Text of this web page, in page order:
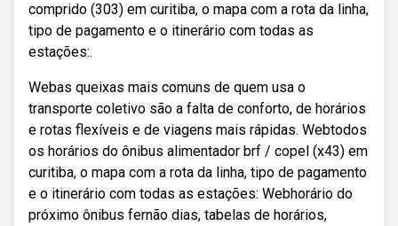
comprido (303) em curitiba, o mapa com a rota da linha,
tipo de pagamento e o itinerário com todas as
estações:.
Webas queixas mais comuns de quem usa o
transporte coletivo são a falta de conforto, de horários
e rotas flexíveis e de viagens mais rápidas. Webtodos
os horários do ônibus alimentador brf / copel (x43) em
curitiba, o mapa com a rota da linha, tipo de pagamento
e o itinerário com todas as estações: Webhorário do
próximo ônibus fernão dias, tabelas de horários,